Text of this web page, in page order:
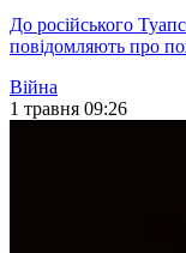
До російського
повідомляють про
Війна
1 травня 09:26